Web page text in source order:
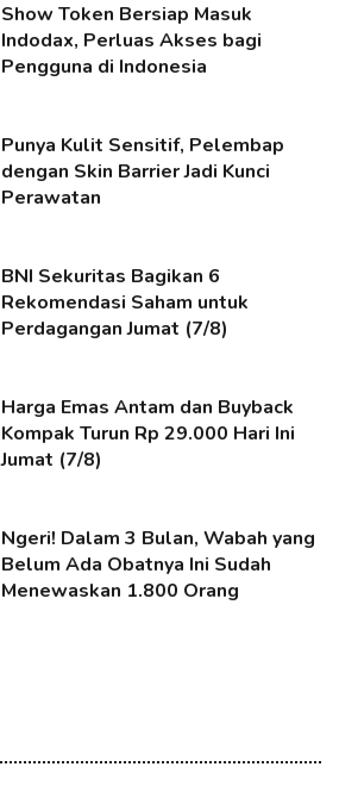
Show Token Bersiap Masuk
Indodax, Perluas Akses bagi
Pengguna di Indonesia
Punya Kulit Sensitif, Pelembap
dengan Skin Barrier Jadi Kunci
Perawatan
BNI Sekuritas Bagikan 6
Rekomendasi Saham untuk
Perdagangan Jumat (7/8)
Harga Emas Antam dan Buyback
Kompak Turun Rp 29.000 Hari Ini
Jumat (7/8)
Ngeri! Dalam 3 Bulan, Wabah yang
Belum Ada Obatnya Ini Sudah
Menewaskan 1.800 Orang